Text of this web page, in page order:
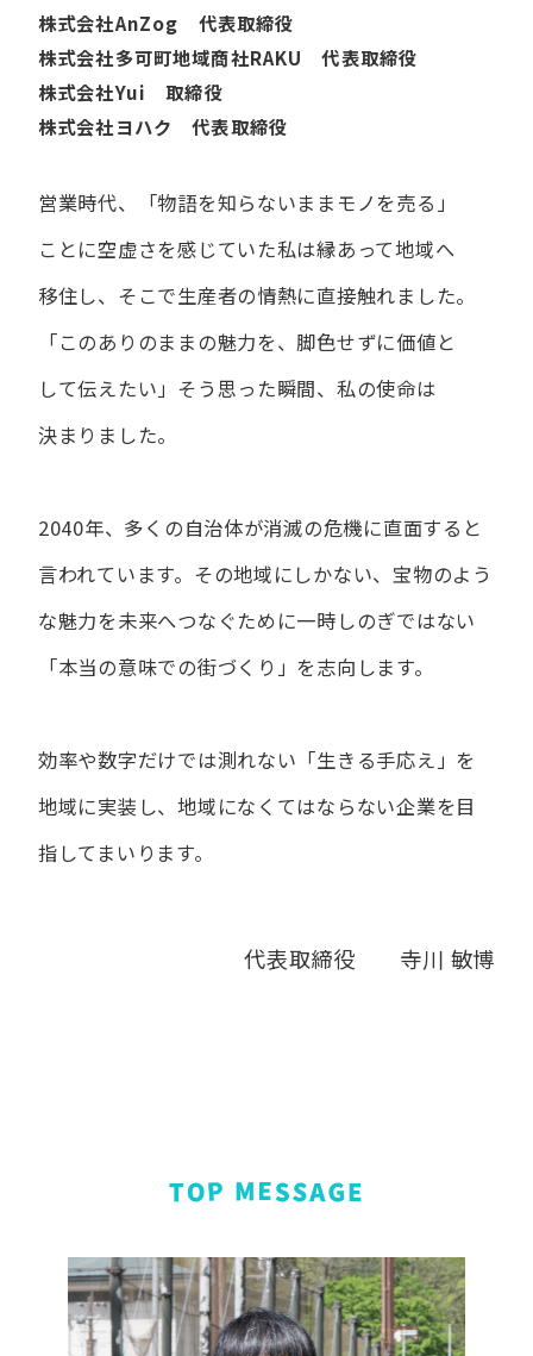
株式会社AnZog 代表取締役
株式会社多可町地域商社RAKU 代表取締役
株式会社Yui 取締役
株式会社ヨハク 代表取締役
営業時代、​「物語を​知らないまま​モノを​売る」
ことに​空虚さを​感じていた​私は縁あって​地域へ​
移住し、​そこで​生産者の​情熱に​直接触れました。
「この​ありの​ままの​魅力を、​脚色せずに​価値と​
して​伝えたい」 そう​思った​瞬間、​私の​使命は​
決まりました。
2040年、多くの自治体が消滅の危機に直面すると
言われています。 その地域にしかない、宝物のよう
な魅力を未来へつなぐために一時しのぎではない
「本当の意味での街づくり」を志向します。
効率や数字だけでは測れない「生きる手応え」を
地域に実装し、地域になくてはならない企業を目
指してまいります。
代表取締役 寺川 敏博